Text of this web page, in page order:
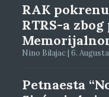
RAK
RTRS-a
Nino Bilajac | 6. Augusta
Petnaesta